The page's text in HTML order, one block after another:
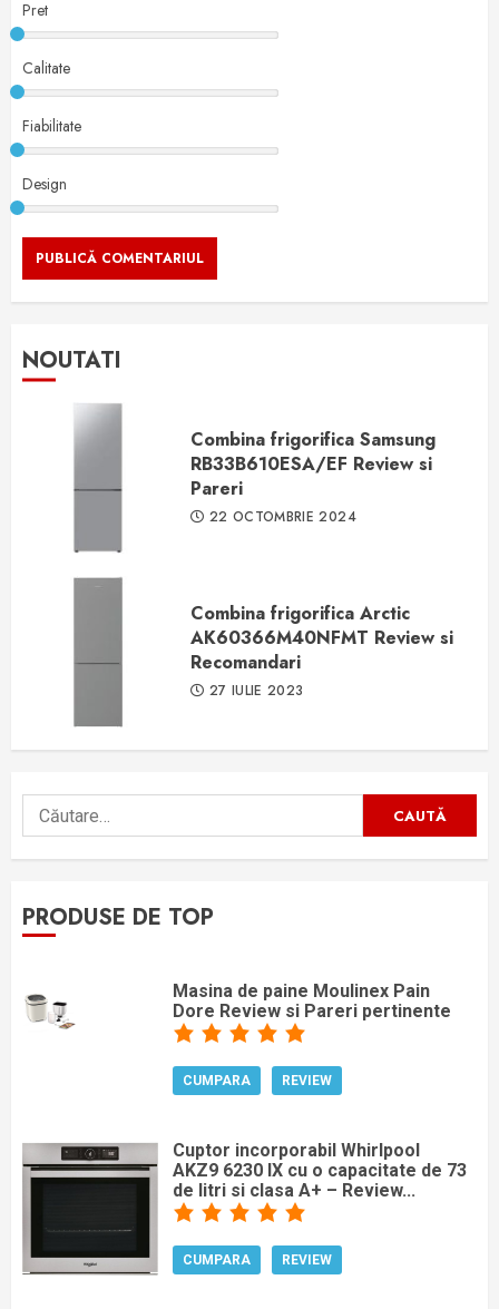
Pret
Calitate
Fiabilitate
Design
NOUTATI
Combina frigorifica Samsung
RB33B610ESA/EF Review si
Pareri
22 OCTOMBRIE 2024
Combina frigorifica Arctic
AK60366M40NFMT Review si
Recomandari
27 IULIE 2023
Caută
după:
PRODUSE DE TOP
Masina de paine Moulinex Pain
Dore Review si Pareri pertinente
CUMPARA REVIEW
Cuptor incorporabil Whirlpool
AKZ9 6230 IX cu o capacitate de 73
de litri si clasa A+ – Review...
CUMPARA REVIEW